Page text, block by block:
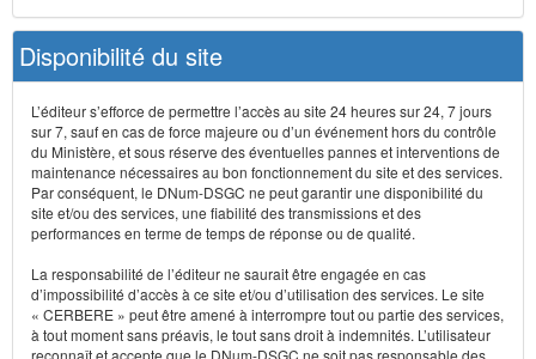
Disponibilité du site
L’éditeur s’efforce de permettre l’accès au site 24 heures sur 24, 7 jours
sur 7, sauf en cas de force majeure ou d’un événement hors du contrôle
du Ministère, et sous réserve des éventuelles pannes et interventions de
maintenance nécessaires au bon fonctionnement du site et des services.
Par conséquent, le DNum-DSGC ne peut garantir une disponibilité du
site et/ou des services, une fiabilité des transmissions et des
performances en terme de temps de réponse ou de qualité.
La responsabilité de l’éditeur ne saurait être engagée en cas
d’impossibilité d’accès à ce site et/ou d’utilisation des services. Le site
« CERBERE » peut être amené à interrompre tout ou partie des services,
à tout moment sans préavis, le tout sans droit à indemnités. L’utilisateur
reconnaît et accepte que le DNum-DSGC ne soit pas responsable des